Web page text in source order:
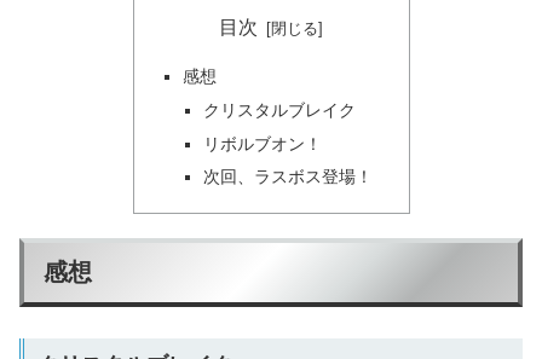
目次
感想
クリスタルブレイク
リボルブオン！
次回、ラスボス登場！
感想